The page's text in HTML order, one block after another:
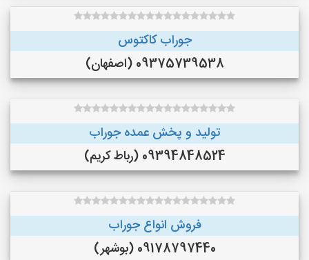
جوراب کاکتوس
09375739538 (اصفهان)
تولید و پخش عمده جوراب
09394848524 (رباط کریم)
فروش انواع جوراب
09178797440 (بوشهر)